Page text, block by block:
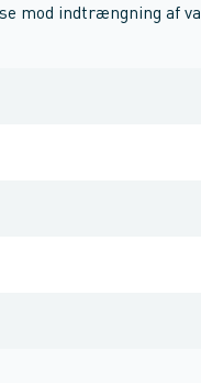
mod indtrængning af